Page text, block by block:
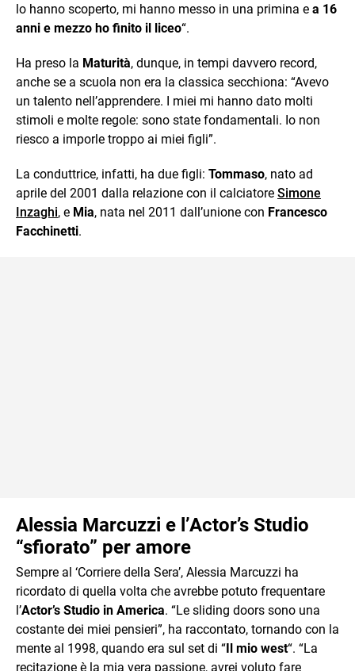
lo hanno scoperto, mi hanno messo in una primina e a 16
anni e mezzo ho finito il liceo“.
Ha preso la Maturità, dunque, in tempi davvero record,
anche se a scuola non era la classica secchiona: “Avevo
un talento nell’apprendere. I miei mi hanno dato molti
stimoli e molte regole: sono state fondamentali. Io non
riesco a imporle troppo ai miei figli”.
La conduttrice, infatti, ha due figli: Tommaso, nato ad
aprile del 2001 dalla relazione con il calciatore Simone
Inzaghi, e Mia, nata nel 2011 dall’unione con Francesco
Facchinetti.
Alessia Marcuzzi e l’Actor’s Studio
“sfiorato” per amore
Sempre al ‘Corriere della Sera’, Alessia Marcuzzi ha
ricordato di quella volta che avrebbe potuto frequentare
l’Actor’s Studio in America. “Le sliding doors sono una
costante dei miei pensieri”, ha raccontato, tornando con la
mente al 1998, quando era sul set di “Il mio west“. “La
recitazione è la mia vera passione, avrei voluto fare